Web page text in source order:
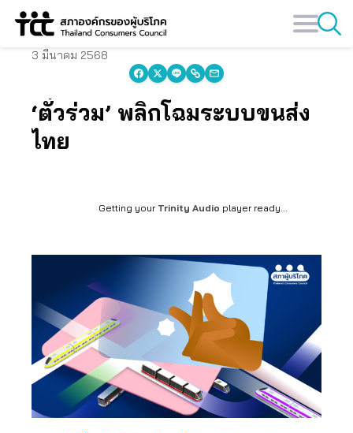
Skip
content
3 มีนาคม 2568
‘ตั๋วร่วม’ พลิกโฉมระบบขนส่ง
ไทย
Getting your Trinity Audio player ready...